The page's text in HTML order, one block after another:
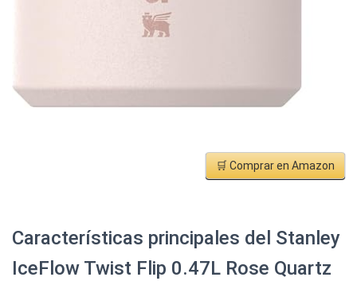
🛒 Comprar en Amazon
Características principales del Stanley
IceFlow Twist Flip 0.47L Rose Quartz